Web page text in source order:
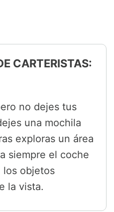
CARTERISTAS:
no dejes tus
una mochila
exploras un área
siempre el coche
los objetos
la vista.